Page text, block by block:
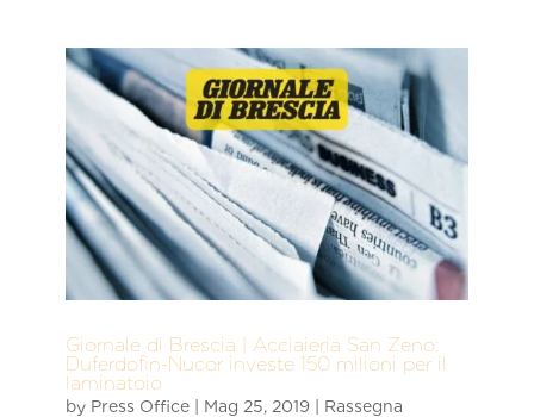
Giornale di Brescia | Acciaieria San Zeno:
Duferdofin-Nucor investe 150 milioni per il
laminatoio
by Press Office| Mag 25, 2019| Rassegna